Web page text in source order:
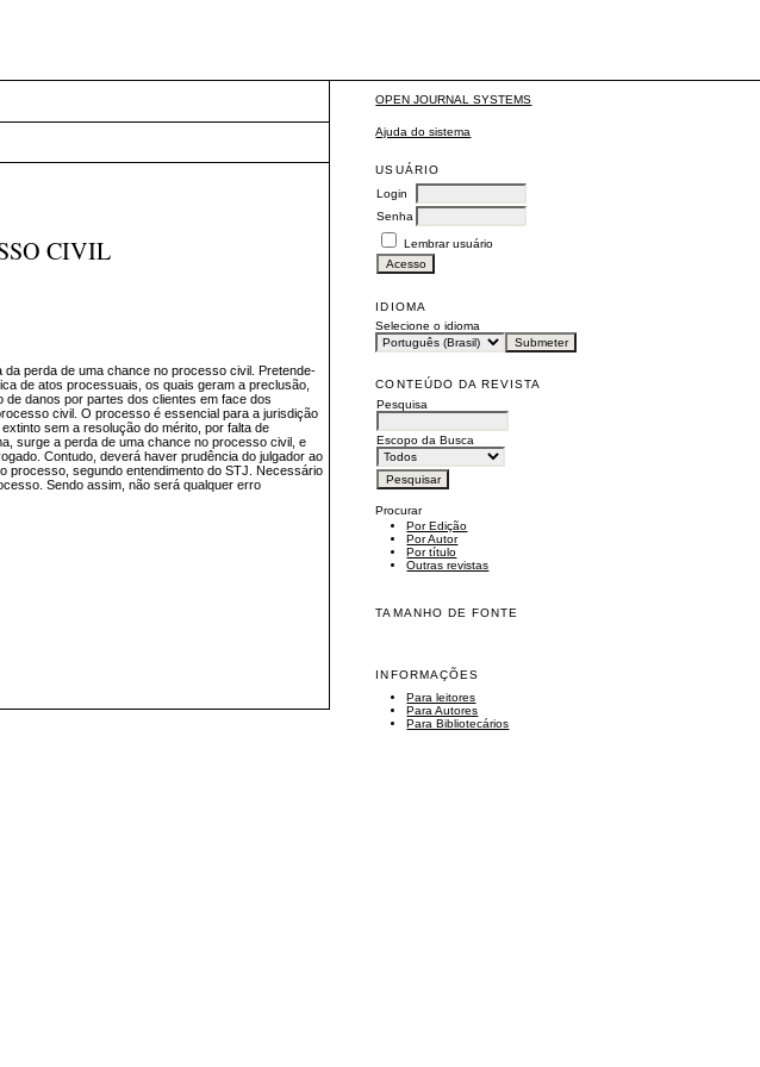
OPEN JOURNAL SYSTEMS
Ajuda do sistema
USUÁRIO
Login
Senha
Lembrar usuário
IDIOMA
Selecione o idioma
CONTEÚDO DA REVISTA
Pesquisa
Escopo da Busca
Procurar
Por Edição
Por Autor
Por título
Outras revistas
TAMANHO DE FONTE
INFORMAÇÕES
Para leitores
Para Autores
Para Bibliotecários
CIVIL
perda de uma chance no processo civil. Pretende-
de atos processuais, os quais geram a preclusão,
danos por partes dos clientes em face dos
civil. O processo é essencial para a jurisdição
sem a resolução do mérito, por falta de
surge a perda de uma chance no processo civil, e
Contudo, deverá haver prudência do julgador ao
processo, segundo entendimento do STJ. Necessário
Sendo assim, não será qualquer erro